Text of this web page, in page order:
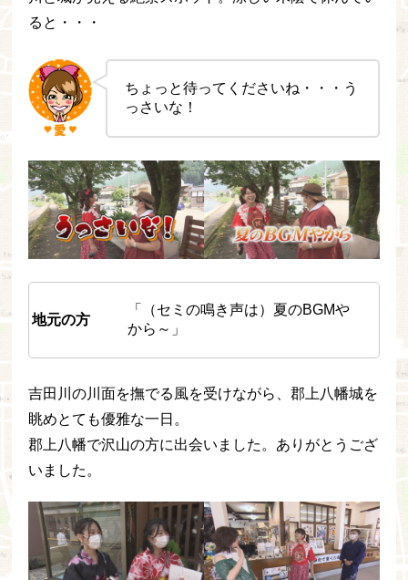
ると・・・
ちょっと待ってくださいね・・・う
っさいな！
地元の方
「（セミの鳴き声は）夏のBGMや
から～」
吉田川の川面を撫でる風を受けながら、郡上八幡城を
眺めとても優雅な一日。
郡上八幡で沢山の方に出会いました。ありがとうござ
いました。